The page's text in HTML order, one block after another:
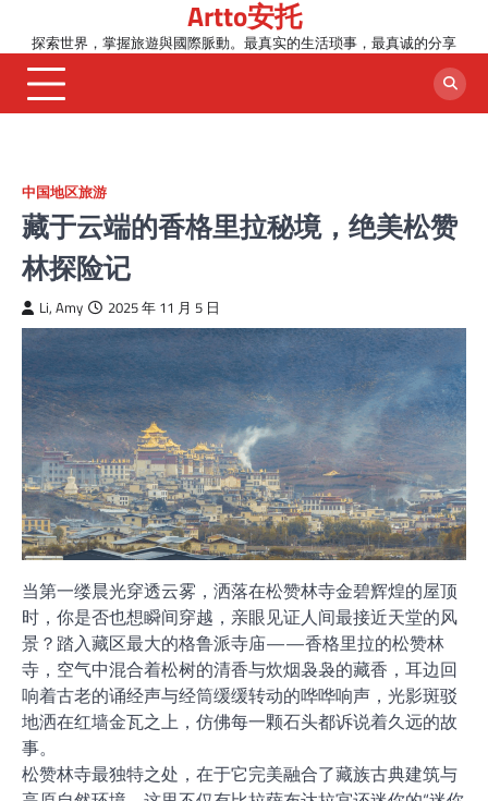
content
Artto安托
探索世界，掌握旅遊與國際脈動。最真实的生活琐事，最真诚的分享
中国地区旅游
藏于云端的香格里拉秘境，绝美松赞
林探险记
Li, Amy 2025 年 11 月 5 日
当第一缕晨光穿透云雾，洒落在松赞林寺金碧辉煌的屋顶
时，你是否也想瞬间穿越，亲眼见证人间最接近天堂的风
景？踏入藏区最大的格鲁派寺庙——香格里拉的松赞林
寺，空气中混合着松树的清香与炊烟袅袅的藏香，耳边回
响着古老的诵经声与经筒缓缓转动的哗哗响声，光影斑驳
地洒在红墙金瓦之上，仿佛每一颗石头都诉说着久远的故
事。
松赞林寺最独特之处，在于它完美融合了藏族古典建筑与